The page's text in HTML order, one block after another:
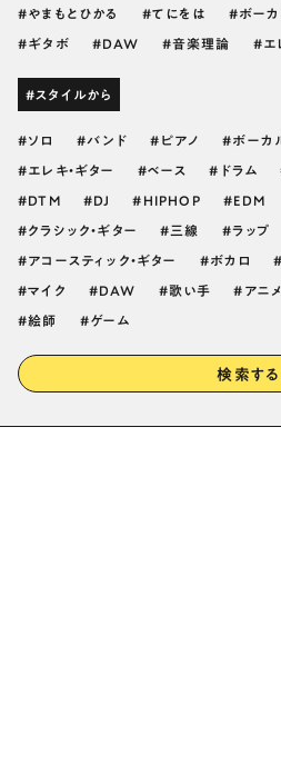
やまもとひかる てにをは ボー
ギタボ DAW 音楽理論 エ
#スタイルから
ソロ バンド ピアノ ボーカ
エレキ・ギター ベース ドラム
DTM DJ HIPHOP EDM
クラシック・ギター 三線 ラップ
アコースティック・ギター ボカロ
マイク DAW 歌い手 アニメ
絵師 ゲーム
検索する